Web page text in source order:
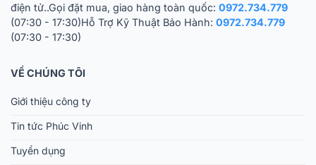
điện tử..Gọi đặt mua, giao hàng toàn quốc: 0972.734.779
(07:30 - 17:30)Hỗ Trợ Kỹ Thuật Bảo Hành: 0972.734.779
(07:30 - 17:30)
VỀ CHÚNG TÔI
Giới thiệu công ty
Tin tức Phúc Vinh
Tuyển dụng